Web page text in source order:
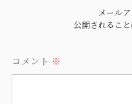
メール
公開されること
コメント ※